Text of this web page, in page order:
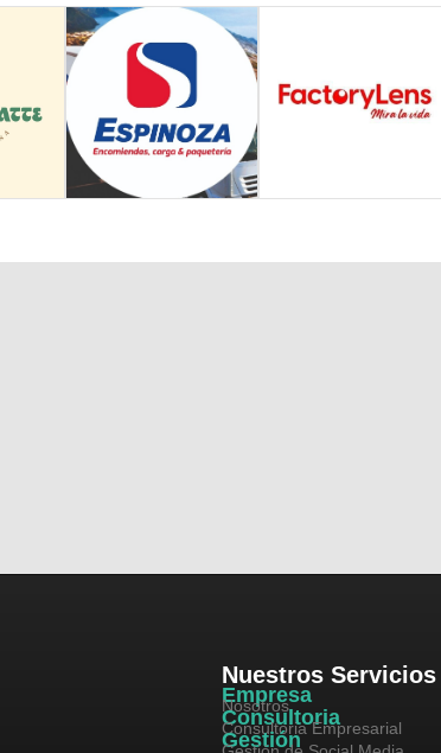
Nuestros Servicios
Empresa
Nosotros
Consultoria
Consultoria Empresarial
Gestión